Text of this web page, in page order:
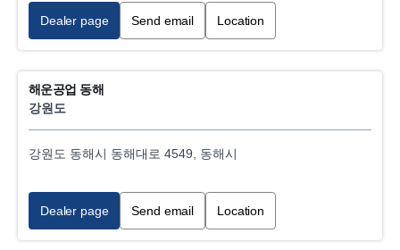
Dealer page Send email Location
해운공업 동해
강원도
강원도 동해시 동해대로 4549, 동해시
Dealer page Send email Location